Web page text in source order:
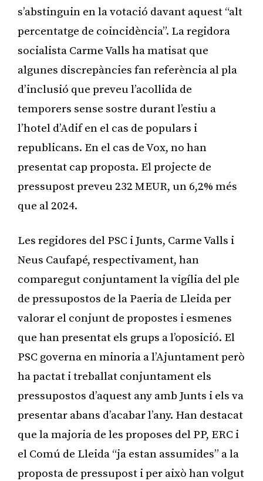
s’abstinguin en la votació davant aquest “alt
percentatge de coincidència”. La regidora
socialista Carme Valls ha matisat que
algunes discrepàncies fan referència al pla
d’inclusió que preveu l’acollida de
temporers sense sostre durant l’estiu a
l’hotel d’Adif en el cas de populars i
republicans. En el cas de Vox, no han
presentat cap proposta. El projecte de
pressupost preveu 232 MEUR, un 6,2% més
que al 2024.
Les regidores del PSC i Junts, Carme Valls i
Neus Caufapé, respectivament, han
comparegut conjuntament la vigília del ple
de pressupostos de la Paeria de Lleida per
valorar el conjunt de propostes i esmenes
que han presentat els grups a l’oposició. El
PSC governa en minoria a l’Ajuntament però
ha pactat i treballat conjuntament els
pressupostos d’aquest any amb Junts i els va
presentar abans d’acabar l’any. Han destacat
que la majoria de les proposes del PP, ERC i
el Comú de Lleida “ja estan assumides” a la
proposta de pressupost i per això han volgut